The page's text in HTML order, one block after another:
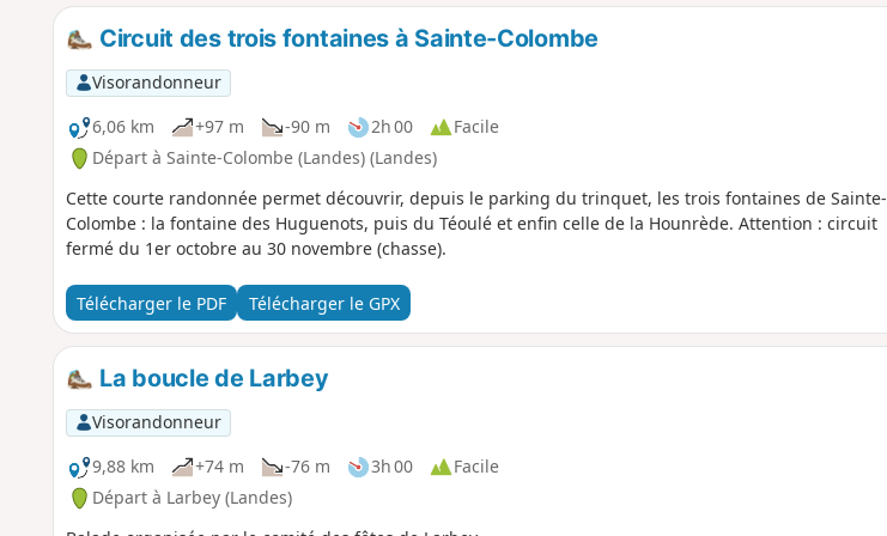
Circuit des trois fontaines à Sainte-Colombe
Visorandonneur
6,06 km
+97 m -90 m 2h 00
Facile
Départ à Sainte-Colombe (Landes) (Landes)
Cette courte randonnée permet découvrir, depuis le parking du trinquet, les trois fontaines de Sainte-
Colombe : la fontaine des Huguenots, puis du Téoulé et enfin celle de la Hounrède. Attention : circuit
fermé du 1er octobre au 30 novembre (chasse).
Télécharger le PDF Télécharger le GPX
La boucle de Larbey
Visorandonneur
9,88 km
+74 m -76 m 3h 00
Facile
Départ à Larbey (Landes)